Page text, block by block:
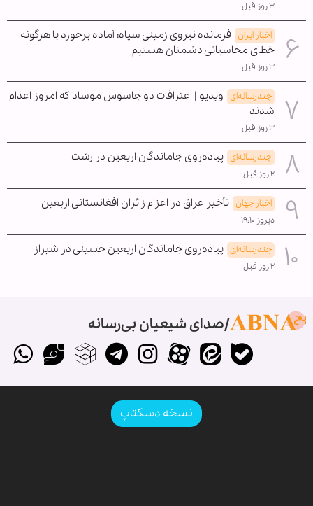
۳ روز قبل
اخبار ایران فرمانده نیروی زمینی سپاه: آماده برخورد با هرگونه
خطای محاسباتی دشمنان هستیم
۳ روز قبل
چندرسانه‌ای ویدیو | اعترافات دو جاسوس موساد که امروز اعدام
شدند
۳ روز قبل
چندرسانه‌ای پیاده‌روی جاماندگان اربعین در رشت
۲ روز قبل
اخبار جهان تأخیر عراق در اعزام زائران افغانستانی اربعین
دیروز ۱۹:۱۰
چندرسانه‌ای پیاده‌روی جاماندگان اربعین حسینی در شیراز
۲ روز قبل
صدای شیعیان بی‌رسانه
نسخه دسکتاپ